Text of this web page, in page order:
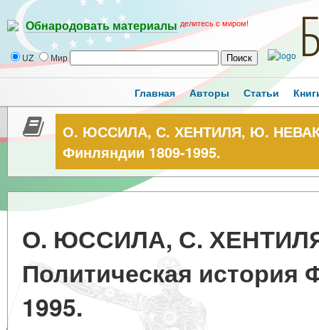
Обнародовать материалы делитесь с миром!
UZ Мир
Главная Авторы Статьи
О. ЮССИЛА, С. ХЕНТИЛЯ, Ю.
Финляндии 1809-1995.
О. ЮССИЛА, С.
Политическая история
1995.